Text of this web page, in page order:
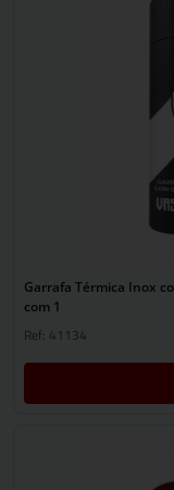
Garrafa Térmica Inox
com 1
Ref: 41134